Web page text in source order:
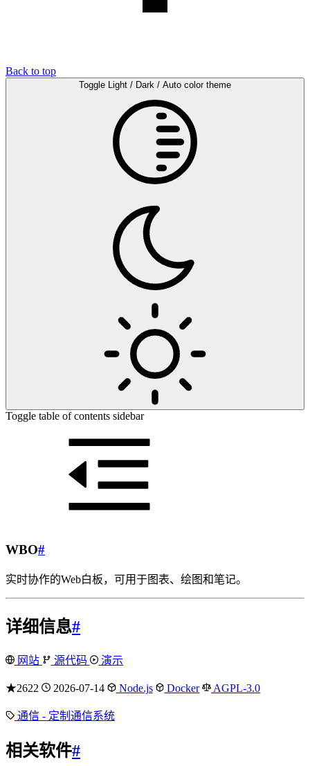
Back to top
Toggle Light / Dark / Auto color theme
Toggle table of contents sidebar
WBO#
实时协作的Web白板，可用于图表、绘图和笔记。
详细信息#
网站 源代码 演示
★2622 2026-07-14 Node.js Docker AGPL-3.0
通信 - 定制通信系统
相关软件#